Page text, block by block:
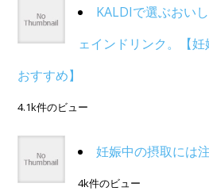
KALDIで選ぶおい
ェインドリンク。【
おすすめ】
4.1k件のビュー
妊娠中の摂取には
4k件のビュー